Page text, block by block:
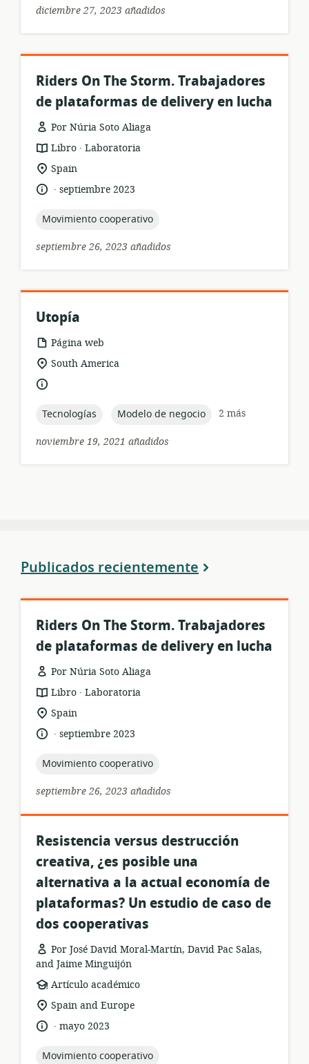
diciembre 27, 2023 añadidos
Riders On The Storm. Trabajadores
de plataformas de delivery en lucha
Por Núria Soto Aliaga
formato
del
recurso:
Libro .
publicación:
Laboratoria
ubicación
relevancia:
Spain
idioma:
.
fecha
publicación:
septiembre 2023
topic:
Movimiento cooperativo
septiembre 26, 2023 añadidos
Utopía
formato
del
recurso:
Página web
ubicación
South America
idioma:
topic:
Tecnologías topic:
Modelo de negocio
2 más
noviembre 19, 2021 añadidos
Publicados recientemente
Riders On The Storm. Trabajadores
de plataformas de delivery en lucha
Por Núria Soto Aliaga
formato
del
recurso:
Libro .
publicación:
Laboratoria
ubicación
relevancia:
Spain
idioma:
.
fecha
publicación:
septiembre 2023
topic:
Movimiento cooperativo
septiembre 26, 2023 añadidos
Resistencia versus destrucción
creativa, ¿es posible una
alternativa a la actual economía de
plataformas? Un estudio de caso de
dos cooperativas
Por José David Moral-Martín, David Pac Salas,
and Jaime Minguijón
formato
del
recurso:
Artículo académico
ubicación
relevancia:
Spain and Europe
idioma:
.
fecha
publicación:
mayo 2023
topic:
Movimiento cooperativo